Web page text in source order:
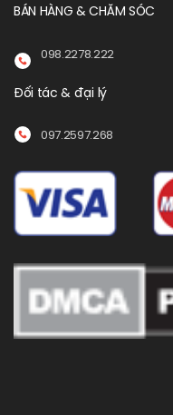
BÁN HÀNG & CHĂM SÓC
098.2278.222
Đối tác & đại lý
097.2597.268